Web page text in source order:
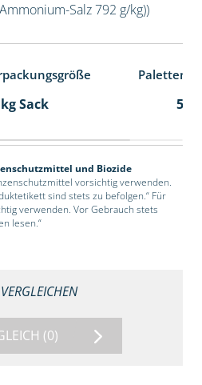
Salz 792 g/kg))
Sack 55
und Biozide
vorsichtig verwenden.
sind stets zu befolgen.“ Für
verwenden. Vor Gebrauch stets
lesen.“
VERGLEICHEN
(0)